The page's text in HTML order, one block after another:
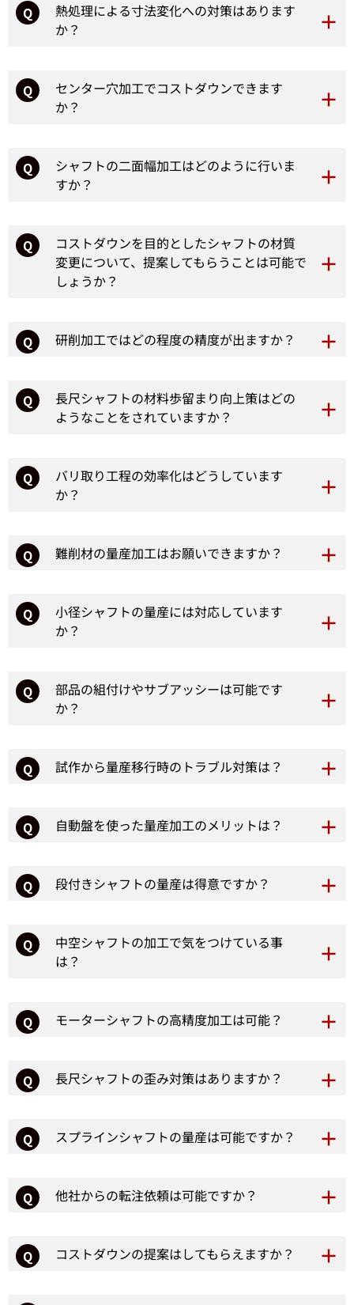
Q
熱処理による寸法変化への対策はあります
か？
Q
センター穴加工でコストダウンできます
か？
Q
シャフトの二面幅加工はどのように行いま
すか？
Q
コストダウンを目的としたシャフトの材質
変更について、提案してもらうことは可能で
しょうか？
Q 研削加工ではどの程度の精度が出ますか？
Q
長尺シャフトの材料歩留まり向上策はどの
ようなことをされていますか？
Q
バリ取り工程の効率化はどうしています
か？
Q 難削材の量産加工はお願いできますか？
Q
小径シャフトの量産には対応しています
か？
Q
部品の組付けやサブアッシーは可能です
か？
Q 試作から量産移行時のトラブル対策は？
Q 自動盤を使った量産加工のメリットは？
Q 段付きシャフトの量産は得意ですか？
Q
中空シャフトの加工で気をつけている事
は？
Q モーターシャフトの高精度加工は可能？
Q 長尺シャフトの歪み対策はありますか？
Q スプラインシャフトの量産は可能ですか？
Q 他社からの転注依頼は可能ですか？
Q コストダウンの提案はしてもらえますか？